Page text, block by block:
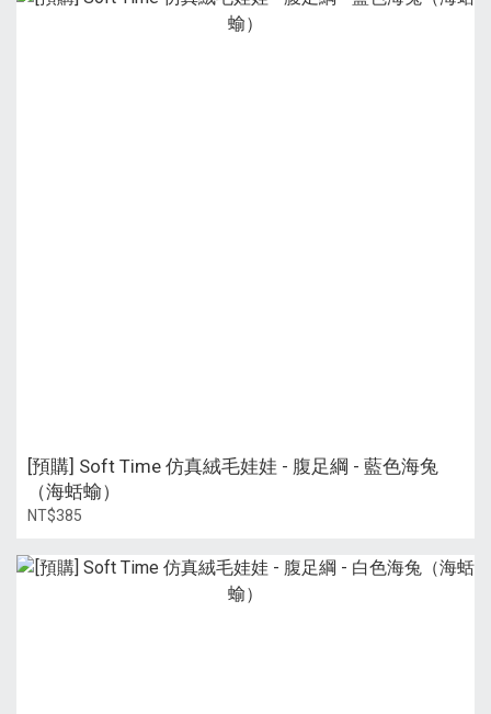
[預購] Soft Time 仿真絨毛娃娃 - 腹足綱 - 藍色海兔
（海蛞蝓）
NT$385